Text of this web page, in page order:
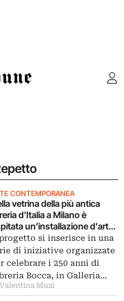
CONTEMPORANEA
vetrina della più antica
d’Italia a Milano è
un’installazione d’arte
si inserisce in una
di iniziative organizzate
celebrare i 250 anni di
Bocca, in Galleria…
Muzi